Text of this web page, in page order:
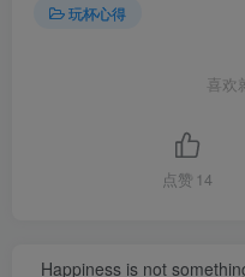
玩杯心得
喜欢
点赞 14
Happiness is not